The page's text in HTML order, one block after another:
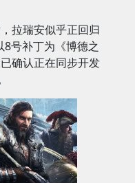
拉瑞安似乎正回归
号补丁为《博德之
确认正在同步开发